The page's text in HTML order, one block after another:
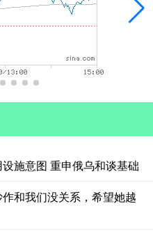
施意图 重申俄乌和谈基础
和我们没关系，希望她越